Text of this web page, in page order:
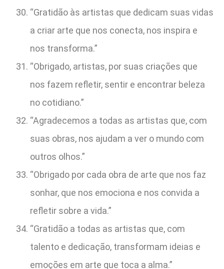
“Gratidão às artistas que dedicam suas vidas
a criar arte que nos conecta, nos inspira e
nos transforma.”
“Obrigado, artistas, por suas criações que
nos fazem refletir, sentir e encontrar beleza
no cotidiano.”
“Agradecemos a todas as artistas que, com
suas obras, nos ajudam a ver o mundo com
outros olhos.”
“Obrigado por cada obra de arte que nos faz
sonhar, que nos emociona e nos convida a
refletir sobre a vida.”
“Gratidão a todas as artistas que, com
talento e dedicação, transformam ideias e
emoções em arte que toca a alma.”